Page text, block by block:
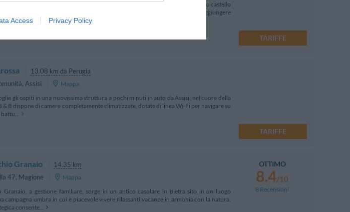
Access Privacy Policy
a Perugia a soli 10 minuti dall'aeroporto Sant'Egidio, a breve distanza dall'antico castello
bellissima Assisi. Grazie alla sua posizione di assoluto prestigio, permette di raggiungere
TARIFFE
13.08 km da Perugia
, Assisi
Mappa
gli ospiti in una nuovissima struttura a pochi minuti in auto da Assisi, nel cuore della
& B dispone di camere completamente climatizzate, dotate di linea Wi-Fi per navigare su
TARIFFE
Granaio
14.35 km
47, Magione
Mappa
Granaio, a gestione familiare, sorge in un antico casolare in pietra sito in un luogo
campagna umbra in cui è piacevole vivere rilassanti vacanze in armonia con la natura.
consente...
OTTIMO
8.4/10
8 Recensioni